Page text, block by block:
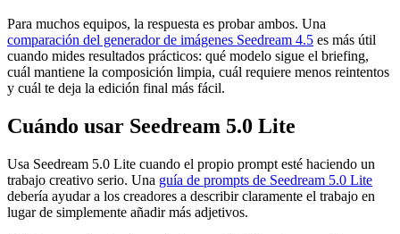
Para muchos equipos, la respuesta es probar ambos. Una
comparación del generador de imágenes Seedream 4.5 es más útil
cuando mides resultados prácticos: qué modelo sigue el briefing,
cuál mantiene la composición limpia, cuál requiere menos reintentos
y cuál te deja la edición final más fácil.
Cuándo usar Seedream 5.0 Lite
Usa Seedream 5.0 Lite cuando el propio prompt esté haciendo un
trabajo creativo serio. Una guía de prompts de Seedream 5.0 Lite
debería ayudar a los creadores a describir claramente el trabajo en
lugar de simplemente añadir más adjetivos.